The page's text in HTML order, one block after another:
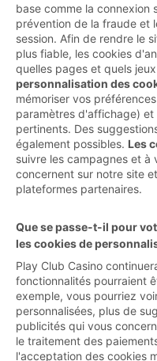
base comme la connexion
prévention de la fraude et
session. Afin de rendre le
plus fiable, les cookies
quelles pages et quels
personnalisation des
mémoriser vos
paramètres d'affichage)
pertinents. Des
également possibles. Les
suivre les campagnes et
concernent sur notre site
plateformes partenaires.
Que se passe-t-il pour
les cookies de
Play Club Casino
fonctionnalités pourraient
exemple, vous pourriez
personnalisées, plus de
publicités qui vous
le traitement des
l'acceptation des cookies